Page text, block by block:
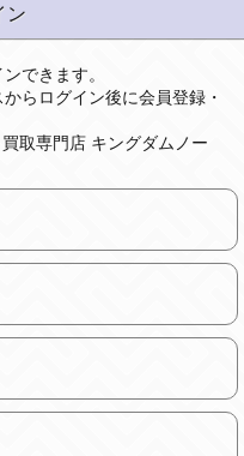
ン
できます。
らログイン後に会員登録・
取専門店 キングダムノー